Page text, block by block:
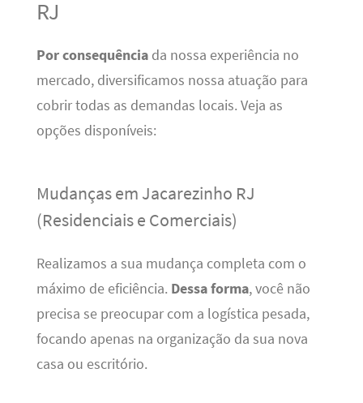
RJ
Por consequênciada nossa experiência no
mercado, diversificamos nossa atuação para
cobrir todas as demandas locais. Veja as
opções disponíveis:
Mudanças em Jacarezinho RJ
(Residenciais e Comerciais)
Realizamos a sua mudança completa com o
máximo de eficiência. Dessa forma, você não
precisa se preocupar com a logística pesada,
focando apenas na organização da sua nova
casa ou escritório.